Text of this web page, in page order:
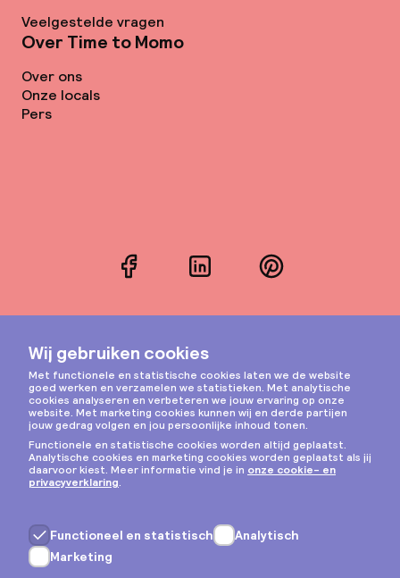
Veelgestelde vragen
Over Time to Momo
Over ons
Onze locals
Pers
FacebookLinkedInPinterest
Instagram
Privacy & cookies
Algemene voorwaarden